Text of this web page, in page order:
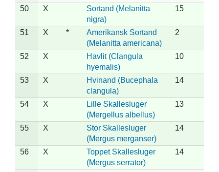
50 X
Sortand (Melanitta
nigra)
15
51 X *
Amerikansk Sortand
(Melanitta americana)
2
52 X
Havlit (Clangula
hyemalis)
10
53 X
Hvinand (Bucephala
clangula)
14
54 X
Lille Skallesluger
(Mergellus albellus)
13
55 X
Stor Skallesluger
(Mergus merganser)
14
56 X
Toppet Skallesluger
(Mergus serrator)
14